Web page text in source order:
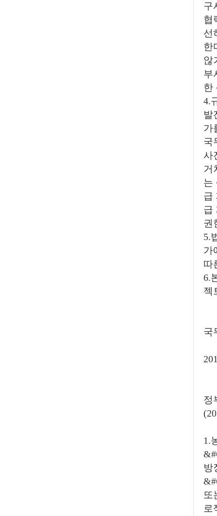
구
협
선
한
않
부
한
4.
발
가
국
사
거
는
급
급
권
5.
가
따
6.
젝
국
정
1.
방
또
로